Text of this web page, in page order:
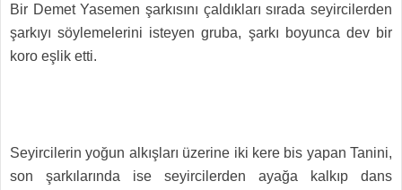
Bir Demet Yasemen şarkısını çaldıkları sırada seyircilerden
şarkıyı söylemelerini isteyen gruba, şarkı boyunca dev bir
koro eşlik etti.
Seyircilerin yoğun alkışları üzerine iki kere bis yapan Tanini,
son şarkılarında ise seyircilerden ayağa kalkıp dans